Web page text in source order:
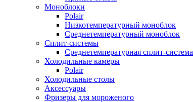
Моноблоки
Polair
Низкотемпературный моноблок
Среднетемпературный моноблок
Сплит-системы
Среднетемпературная сплит-система
Холодильные камеры
Polair
Холодильные столы
Аксессуары
Фризеры для мороженого